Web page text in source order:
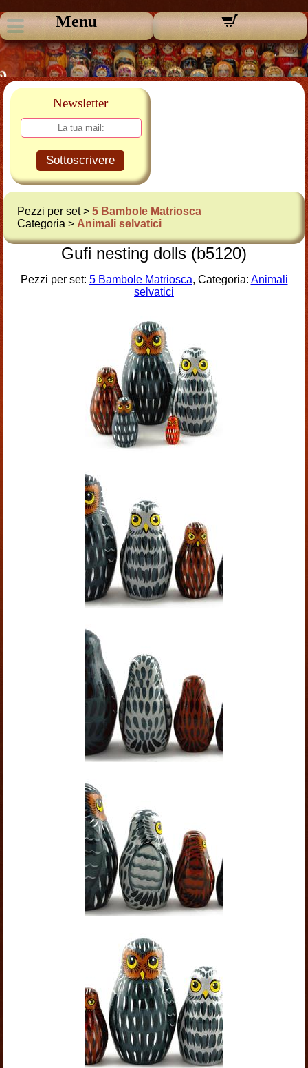
Menu
Newsletter
Sottoscrivere
Pezzi per set > 5 Bambole Matriosca
Categoria > Animali selvatici
Gufi nesting dolls (b5120)
Pezzi per set: 5 Bambole Matriosca, Categoria: Animali
selvatici